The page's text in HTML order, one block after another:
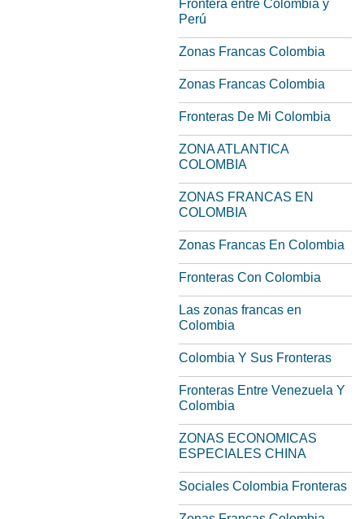
Frontera entre Colombia y
Perú
Zonas Francas Colombia
Zonas Francas Colombia
Fronteras De Mi Colombia
ZONA ATLANTICA
COLOMBIA
ZONAS FRANCAS EN
COLOMBIA
Zonas Francas En Colombia
Fronteras Con Colombia
Las zonas francas en
Colombia
Colombia Y Sus Fronteras
Fronteras Entre Venezuela Y
Colombia
ZONAS ECONOMICAS
ESPECIALES CHINA
Sociales Colombia Fronteras